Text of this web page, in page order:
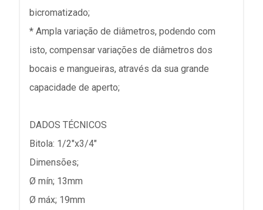
bicromatizado;
* Ampla variação de diâmetros, podendo com
isto, compensar variações de diâmetros dos
bocais e mangueiras, através da sua grande
capacidade de aperto;
DADOS TÉCNICOS
Bitola: 1/2"x3/4"
Dimensões;
Ø mín; 13mm
Ø máx; 19mm